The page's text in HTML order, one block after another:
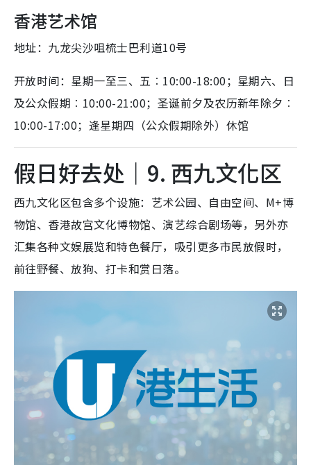
香港艺术馆
地址：九龙尖沙咀梳士巴利道10号
开放时间：星期一至三、五︰10:00-18:00；星期六、日
及公众假期︰10:00-21:00；圣诞前夕及农历新年除夕︰
10:00-17:00；逢星期四（公众假期除外）休馆
假日好去处｜9. 西九文化区
西九文化区包含多个设施：艺术公园、自由空间、M+博
物馆、香港故宫文化博物馆、演艺综合剧场等，另外亦
汇集各种文娱展览和特色餐厅，吸引更多市民放假时，
前往野餐、放狗、打卡和赏日落。